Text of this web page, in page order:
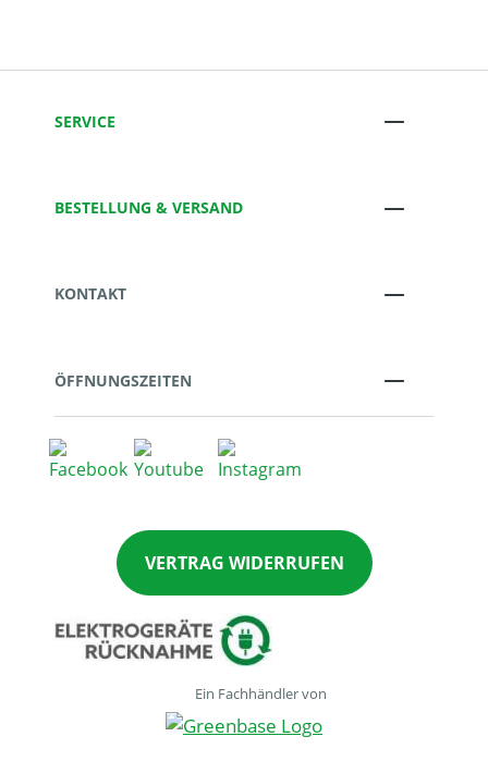
SERVICE
BESTELLUNG & VERSAND
KONTAKT
ÖFFNUNGSZEITEN
VERTRAG WIDERRUFEN
Ein Fachhändler von